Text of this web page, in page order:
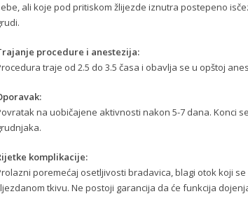
ali koje pod pritiskom žlijezde iznutra postepeno
procedure i anestezija:
traje od 2.5 do 3.5 časa i obavlja se u opštoj
na uobičajene aktivnosti nakon 5-7 dana. Konci
komplikacije:
poremećaj osetljivosti bradavica, blagi otok koji
tkivu. Ne postoji garancija da će funkcija